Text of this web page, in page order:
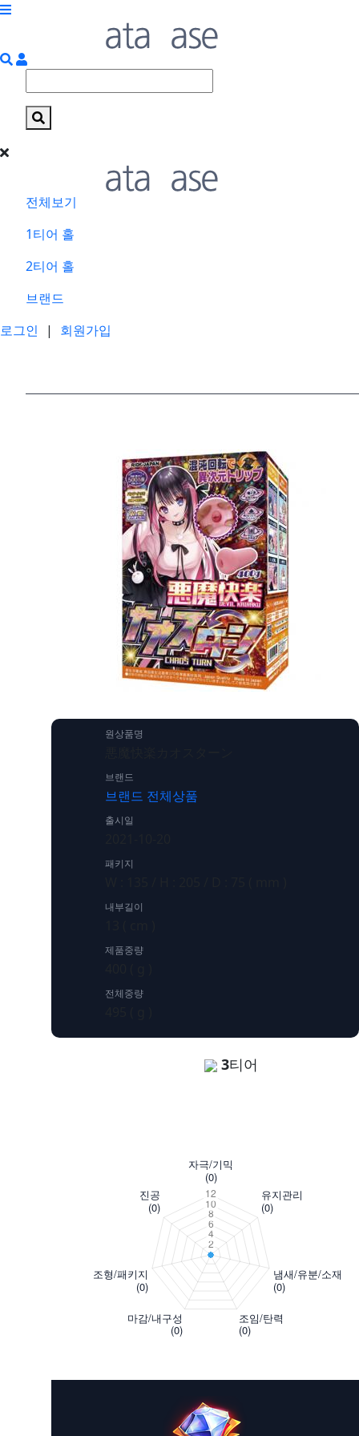
전체보기
1티어 홀
2티어 홀
브랜드
로그인
| 회원가입
원상품명
브랜드
브랜드 전체상품
출시일
패키지
내부길이
제품중량
전체중량
3티어